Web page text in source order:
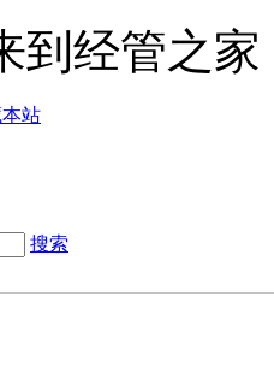
到经管之家
站
搜索